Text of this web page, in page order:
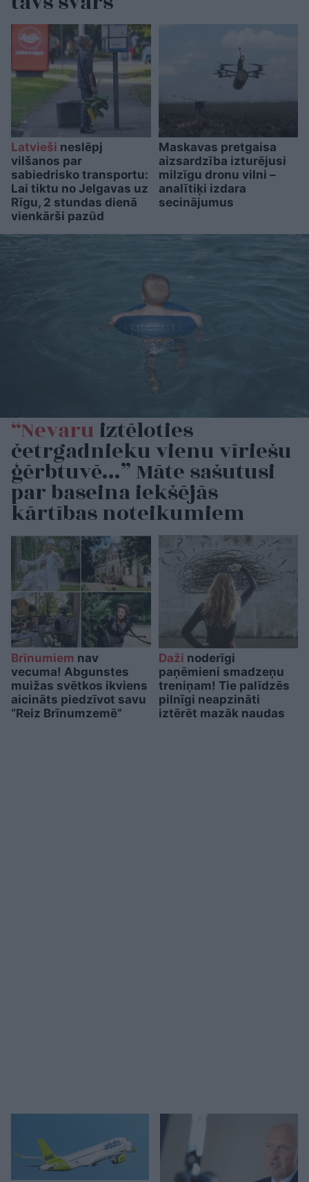
Latvieši neslēpj
vilšanos par
sabiedrisko transportu:
Lai tiktu no Jelgavas uz
Rīgu, 2 stundas dienā
vienkārši pazūd
Maskavas pretgaisa
aizsardzība izturējusi
milzīgu dronu vilni –
analītiķi izdara
secinājumus
“Nevaruiztēloties
četrgadnieku vienu vīriešu
ģērbtuvē…” Māte sašutusi
par baseina iekšējās
kārtības noteikumiem
Brīnumiem nav
vecuma! Abgunstes
muižas svētkos ikviens
aicināts piedzīvot savu
“Reiz Brīnumzemē”
Daži noderīgi
paņēmieni smadzeņu
treniņam! Tie palīdzēs
pilnīgi neapzināti
iztērēt mazāk naudas